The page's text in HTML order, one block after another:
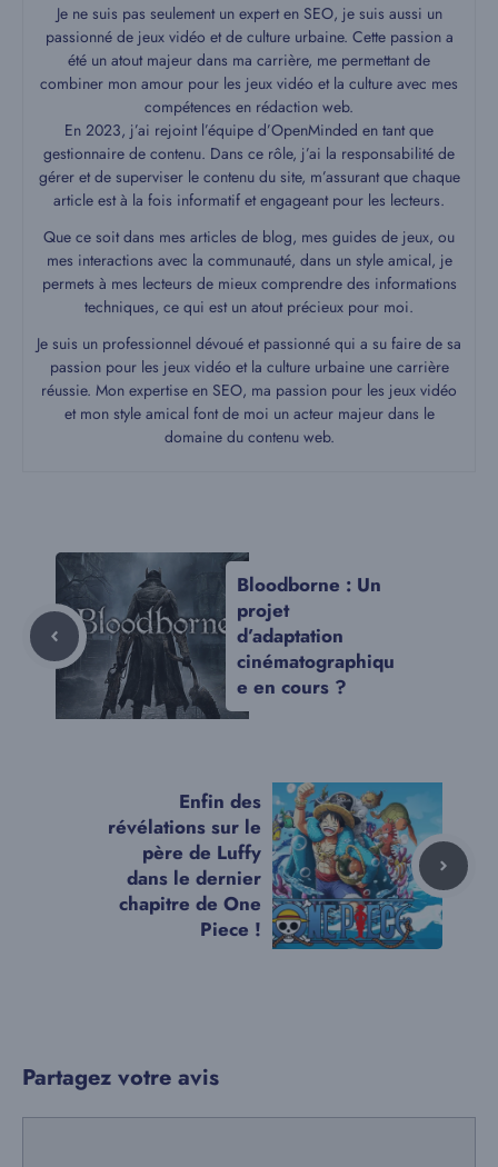
Je ne suis pas seulement un expert en SEO, je suis aussi un
passionné de jeux vidéo et de culture urbaine. Cette passion a
été un atout majeur dans ma carrière, me permettant de
combiner mon amour pour les jeux vidéo et la culture avec mes
compétences en rédaction web.
En 2023, j’ai rejoint l’équipe d’OpenMinded en tant que
gestionnaire de contenu. Dans ce rôle, j’ai la responsabilité de
gérer et de superviser le contenu du site, m’assurant que chaque
article est à la fois informatif et engageant pour les lecteurs.
Que ce soit dans mes articles de blog, mes guides de jeux, ou
mes interactions avec la communauté, dans un style amical, je
permets à mes lecteurs de mieux comprendre des informations
techniques, ce qui est un atout précieux pour moi.
Je suis un professionnel dévoué et passionné qui a su faire de sa
passion pour les jeux vidéo et la culture urbaine une carrière
réussie. Mon expertise en SEO, ma passion pour les jeux vidéo
et mon style amical font de moi un acteur majeur dans le
domaine du contenu web.
Bloodborne : Un
projet
d’adaptation
cinématographiqu
e en cours ?
Enfin des
révélations sur le
père de Luffy
dans le dernier
chapitre de One
Piece !
Partagez votre avis